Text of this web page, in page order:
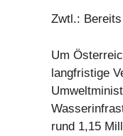
Zwtl.:
Um
langfristige
rund 1,15